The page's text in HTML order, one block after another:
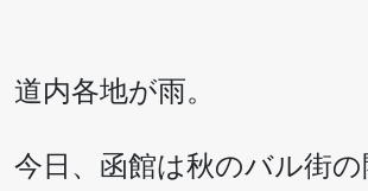
道内各地が雨。
今日、函館は秋のバル街の